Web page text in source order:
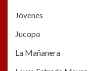
Jóvenes
Jucopo
La Mañanera